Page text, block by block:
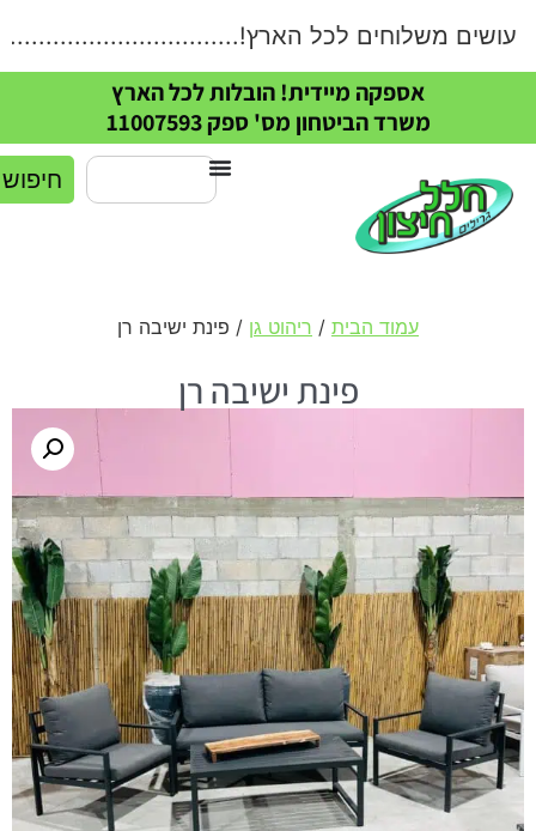
עושים משלוחים לכל
אספקה מיידית! הובלות לכל הארץ
משרד הביטחון מס' ספק 11007593
חיפוש
עמוד הבית/ריהוט גן/ פינת ישיבה רן
פינת ישיבה רן